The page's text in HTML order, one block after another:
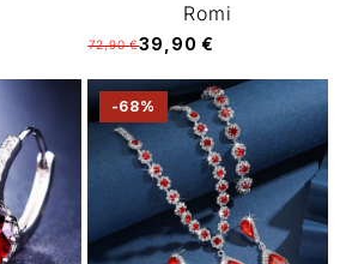
Romi
72,90 €39,90 €
-68%